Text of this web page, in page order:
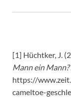
[1] Hüchtker, J.
Mann ein Mann?
https://
cameltoe-